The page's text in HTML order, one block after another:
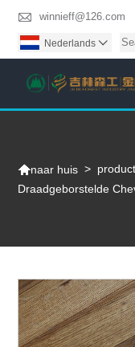
 winnieff@126.com
Nederlands 
naar huis >
Draadgeborstelde